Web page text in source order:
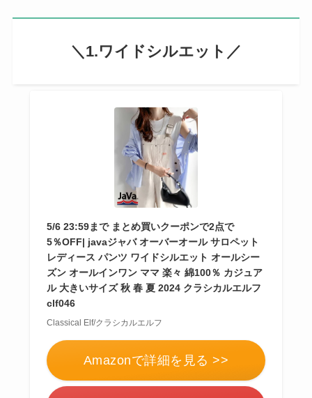
＼1.ワイドシルエット／
5/6 23:59まで まとめ買いクーポンで2点で
5％OFF| javaジャバ オーバーオール サロペット
レディース パンツ ワイドシルエット オールシー
ズン オールインワン ママ 楽々 綿100％ カジュア
ル 大きいサイズ 秋 春 夏 2024 クラシカルエルフ
clf046
Classical Elf/クラシカルエルフ
Amazonで詳細を見る >>